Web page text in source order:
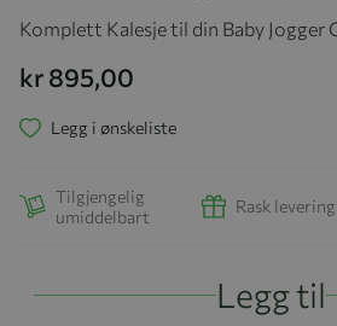
Komplett Kalesje til din Baby Jogger
kr 895,00
Legg i ønskeliste
Tilgjengelig
umiddelbart
Rask levering
Legg til